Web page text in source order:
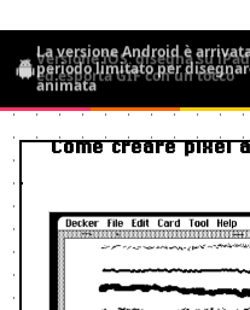
La versione Android è
periodo limitato per
animata
Come creare pixel